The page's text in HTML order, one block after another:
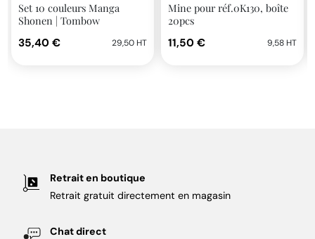
Set 10 couleurs Manga
Shonen | Tombow
35,40 €
29,50 HT
Mine pour réf.0K130, boîte
20pcs
11,50 €
9,58 HT
Retrait en boutique
Retrait gratuit directement en magasin
Chat direct